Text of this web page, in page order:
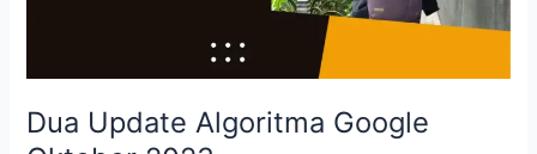
Dua Update Algoritma Google